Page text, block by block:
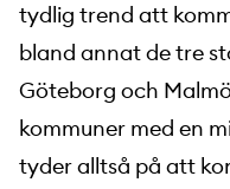
tydlig trend att
bland annat de tre
Göteborg och
kommuner med en
tyder alltså på att